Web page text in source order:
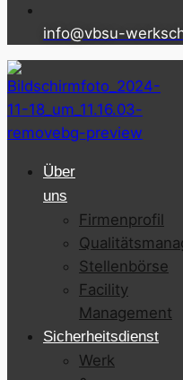
info@vbsu-
Über
uns
Firmenprofil
Stellenbörse
Facility
Management
Sicherheitsdienst
Werk